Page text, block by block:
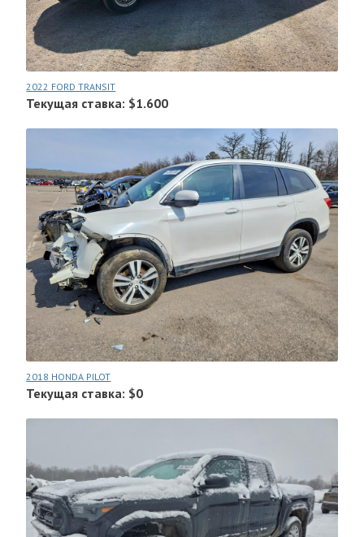
2022 FORD TRANSIT
Текущая ставка: $1.600
2018 HONDA PILOT
Текущая ставка: $0